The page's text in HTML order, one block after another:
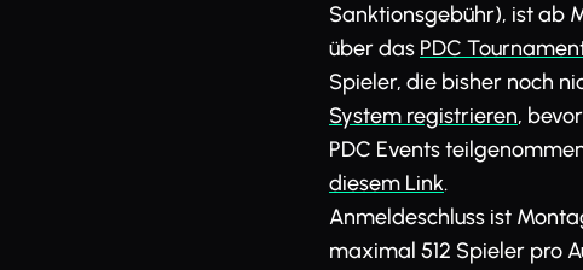
Sanktionsgebühr), ist ab
über das PDC
Spieler, die bisher noch
System registrieren,
PDC Events
diesem Link.
Anmeldeschluss ist
maximal 512 Spieler pro